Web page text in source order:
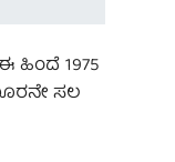
ಹಿಂದೆ 1975
ಸಲ